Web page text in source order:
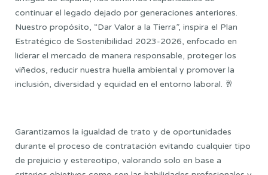
continuar el legado dejado por generaciones anteriores.
Nuestro propósito, “Dar Valor a la Tierra”, inspira el Plan
Estratégico de Sostenibilidad 2023-2026, enfocado en
liderar el mercado de manera responsable, proteger los
viñedos, reducir nuestra huella ambiental y promover la
inclusión, diversidad y equidad en el entorno laboral. 🥂
Garantizamos la igualdad de trato y de oportunidades
durante el proceso de contratación evitando cualquier tipo
de prejuicio y estereotipo, valorando solo en base a